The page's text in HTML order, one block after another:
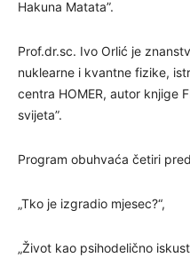
Hakuna Matata”.
Prof.dr.sc. Ivo Orlić je
nuklearne i kvantne fizike,
centra HOMER, autor knjige
svijeta”.
Program obuhvaća četiri
„Tko je izgradio mjesec?“,
„Život kao psihodelično